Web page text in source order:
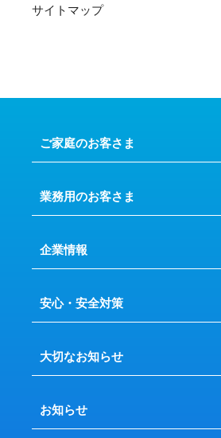
サイトマップ
ご家庭のお客さま
業務用のお客さま
企業情報
安心・安全対策
大切なお知らせ
お知らせ